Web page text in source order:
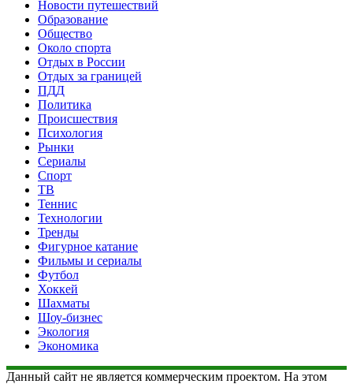
Новости путешествий
Образование
Общество
Около спорта
Отдых в России
Отдых за границей
ПДД
Политика
Происшествия
Психология
Рынки
Сериалы
Спорт
ТВ
Теннис
Технологии
Тренды
Фигурное катание
Фильмы и сериалы
Футбол
Хоккей
Шахматы
Шоу-бизнес
Экология
Экономика
Данный сайт не является коммерческим проектом. На этом